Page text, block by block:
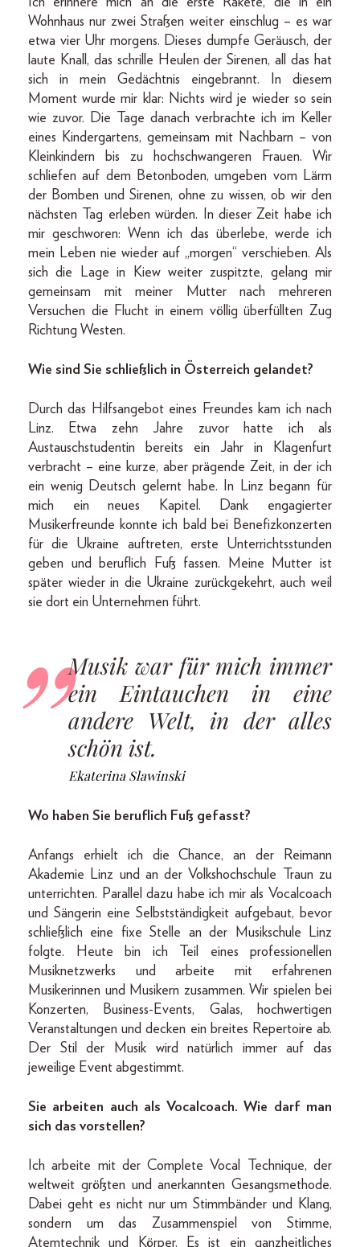
Wohnhaus nur zwei Straßen weiter einschlug – es war
etwa vier Uhr morgens. Dieses dumpfe Geräusch, der
laute Knall, das schrille Heulen der Sirenen, all das hat
sich in mein Gedächtnis eingebrannt. In diesem
Moment wurde mir klar: Nichts wird je wieder so sein
wie zuvor. Die Tage danach verbrachte ich im Keller
eines Kindergartens, gemeinsam mit Nachbarn – von
Kleinkindern bis zu hochschwangeren Frauen. Wir
schliefen auf dem Betonboden, umgeben vom Lärm
der Bomben und Sirenen, ohne zu wissen, ob wir den
nächsten Tag erleben würden. In dieser Zeit habe ich
mir geschworen: Wenn ich das überlebe, werde ich
mein Leben nie wieder auf „morgen“ verschieben. Als
sich die Lage in Kiew weiter zuspitzte, gelang mir
gemeinsam mit meiner Mutter nach mehreren
Versuchen die Flucht in einem völlig überfüllten Zug
Richtung Westen.
Wie sind Sie schließlich in Österreich gelandet?
Durch das Hilfsangebot eines Freundes kam ich nach
Linz. Etwa zehn Jahre zuvor hatte ich als
Austauschstudentin bereits ein Jahr in Klagenfurt
verbracht – eine kurze, aber prägende Zeit, in der ich
ein wenig Deutsch gelernt habe. In Linz begann für
mich ein neues Kapitel. Dank engagierter
Musikerfreunde konnte ich bald bei Benefizkonzerten
für die Ukraine auftreten, erste Unterrichtsstunden
geben und beruflich Fuß fassen. Meine Mutter ist
später wieder in die Ukraine zurückgekehrt, auch weil
sie dort ein Unternehmen führt.
Musik war für mich immer
ein Eintauchen in eine
andere Welt, in der alles
schön ist.
Ekaterina Slawinski
Wo haben Sie beruflich Fuß gefasst?
Anfangs erhielt ich die Chance, an der Reimann
Akademie Linz und an der Volkshochschule Traun zu
unterrichten. Parallel dazu habe ich mir als Vocalcoach
und Sängerin eine Selbstständigkeit aufgebaut, bevor
schließlich eine fixe Stelle an der Musikschule Linz
folgte. Heute bin ich Teil eines professionellen
Musiknetzwerks und arbeite mit erfahrenen
Musikerinnen und Musikern zusammen. Wir spielen bei
Konzerten, Business-Events, Galas, hochwertigen
Veranstaltungen und decken ein breites Repertoire ab.
Der Stil der Musik wird natürlich immer auf das
jeweilige Event abgestimmt.
Sie arbeiten auch als Vocalcoach. Wie darf man
sich das vorstellen?
Ich arbeite mit der Complete Vocal Technique, der
weltweit größten und anerkannten Gesangsmethode.
Dabei geht es nicht nur um Stimmbänder und Klang,
sondern um das Zusammenspiel von Stimme,
Atemtechnik und Körper. Es ist ein ganzheitliches